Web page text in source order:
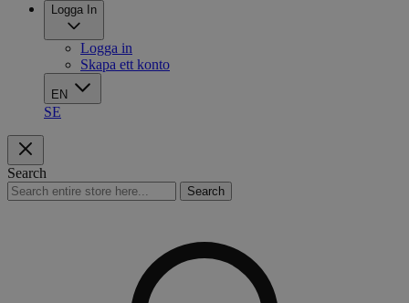
Logga In
Logga in
Skapa ett konto
EN
SE
Search
Search